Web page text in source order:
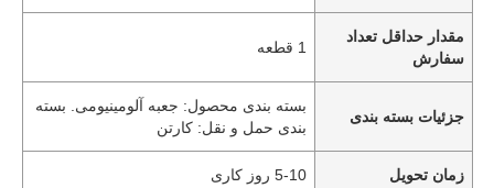
مقدار حداقل تعداد
سفارش
1 قطعه
جزئیات بسته بندی
بسته بندی محصول: جعبه آلومینیومی. بسته
بندی حمل و نقل: کارتن
زمان تحویل 5-10 روز کاری